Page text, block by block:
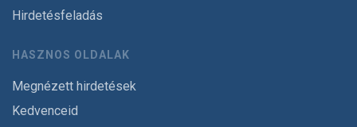
Hirdetésfeladás
HASZNOS OLDALAK
Megnézett hirdetések
Kedvenceid